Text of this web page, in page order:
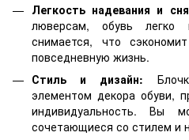
Легкость надевания и
люверсам, обувь
снимается, что
повседневную жизнь.
Стиль и дизайн:
элементом декора обуви,
индивидуальность. Вы
сочетающиеся со стилем и